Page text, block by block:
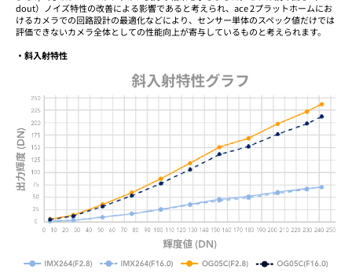
dout）ノイズ特性の改善による影響であると考えられ、ace 2プラットホームにお
けるカメラでの回路設計の最適化などにより、センサー単体のスペック値だけでは
評価できないカメラ全体としての性能向上が寄与しているものと考えられます。
・斜入射特性